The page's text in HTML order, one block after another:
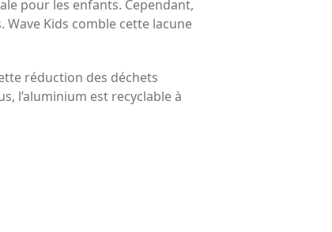
pour les enfants. Cependant,
Wave Kids comble cette lacune
réduction des déchets
l’aluminium est recyclable à